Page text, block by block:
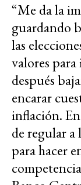
“Me da la
guardando
las
valores
después
encarar
inflación.
de regular
para hacer